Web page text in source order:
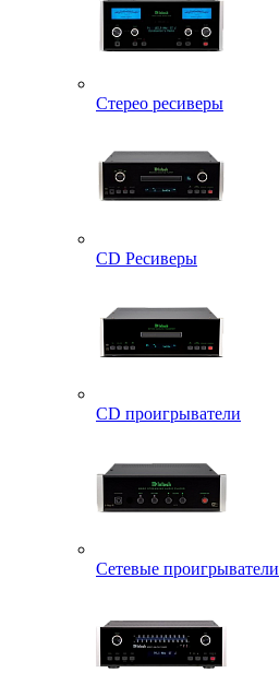
Стерео ресиверы
CD Ресиверы
CD проигрыватели
Сетевые проигрыватели